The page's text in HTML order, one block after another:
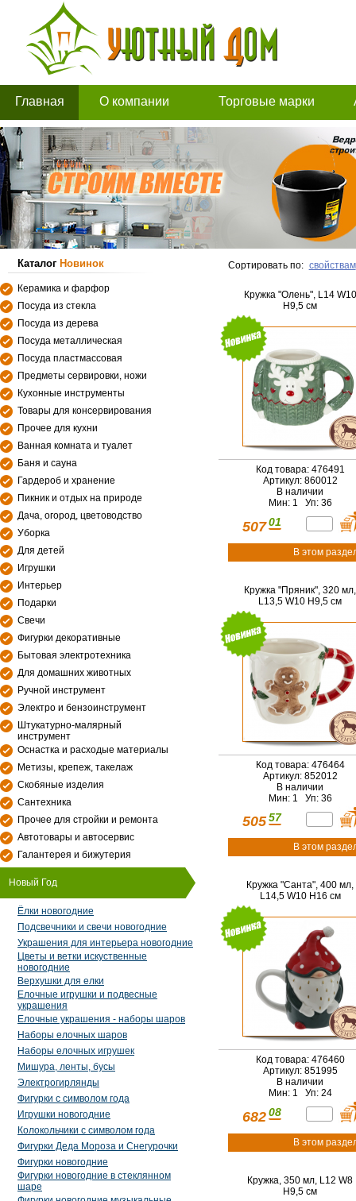
Главная О компании Торговые марки
Каталог Новинок
Керамика и фарфор
Посуда из стекла
Посуда из дерева
Посуда металлическая
Посуда пластмассовая
Предметы сервировки, ножи
Кухонные инструменты
Товары для консервирования
Прочее для кухни
Ванная комната и туалет
Баня и сауна
Гардероб и хранение
Пикник и отдых на природе
Дача, огород, цветоводство
Уборка
Для детей
Игрушки
Интерьер
Подарки
Свечи
Фигурки декоративные
Бытовая электротехника
Для домашних животных
Ручной инструмент
Электро и бензоинструмент
Штукатурно-малярный
инструмент
Оснастка и расходые материалы
Метизы, крепеж, такелаж
Скобяные изделия
Сантехника
Прочее для стройки и ремонта
Автотовары и автосервис
Галантерея и бижутерия
Новый Год
Ёлки новогодние
Подсвечники и свечи новогодние
Украшения для интерьера новогодние
Цветы и ветки искуственные
новогодние
Верхушки для елки
Елочные игрушки и подвесные
украшения
Елочные украшения - наборы шаров
Наборы елочных шаров
Наборы елочных игрушек
Мишура, ленты, бусы
Электрогирлянды
Фигурки с символом года
Игрушки новогодние
Колокольчики с символом года
Фигурки Деда Мороза и Снегурочки
Фигурки новогодние
Фигурки новогодние в стеклянном
шаре
Сортировать по: свойствам
Кружка "Олень", L14 W10
H9,5 см
Код товара: 476491
Артикул: 860012
В наличии
Мин: 1 Уп: 36
507 01
В этом
Кружка "Пряник", 320 мл,
L13,5 W10 H9,5 см
Код товара: 476464
Артикул: 852012
В наличии
Мин: 1 Уп: 36
505 57
В этом
Кружка "Санта", 400 мл,
L14,5 W10 H16 см
Код товара: 476460
Артикул: 851995
В наличии
Мин: 1 Уп: 24
682 08
В этом
Кружка, 350 мл, L12 W8
H9,5 см